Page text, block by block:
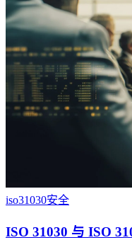
iso31030安全
ISO 31030 与 ISO